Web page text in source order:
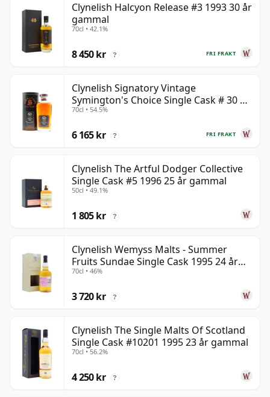
Clynelish Halcyon Release #3 1993 30 år
gammal
70cl • 42.1%
FRI FRAKT
8 450 kr ?
Clynelish Signatory Vintage
Symington's Choice Single Cask # 30 år
gammal
70cl • 54.5%
FRI FRAKT
6 165 kr ?
Clynelish The Artful Dodger Collective
Single Cask #5 1996 25 år gammal
50cl • 49.1%
1 805 kr ?
Clynelish Wemyss Malts - Summer
Fruits Sundae Single Cask 1995 24 år
gammal
70cl • 46%
3 720 kr ?
Clynelish The Single Malts Of Scotland
Single Cask #10201 1995 23 år gammal
70cl • 56.2%
4 250 kr ?